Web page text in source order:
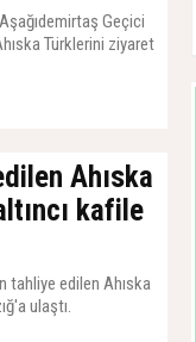
Geçici
Türklerini ziyaret
Ahıska
kafile
tahliye edilen Ahıska
ulaştı.